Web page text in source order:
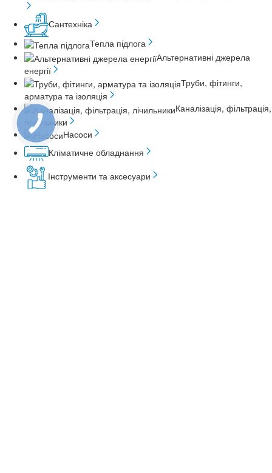
Сантехніка
Тепла підлога
Альтернативні джерела
енергії
Труби, фітинги,
арматура та ізоляція
Каналізація, фільтрація,
лічильники
Насоси
Кліматичне обладнання
Інструменти та аксесуари